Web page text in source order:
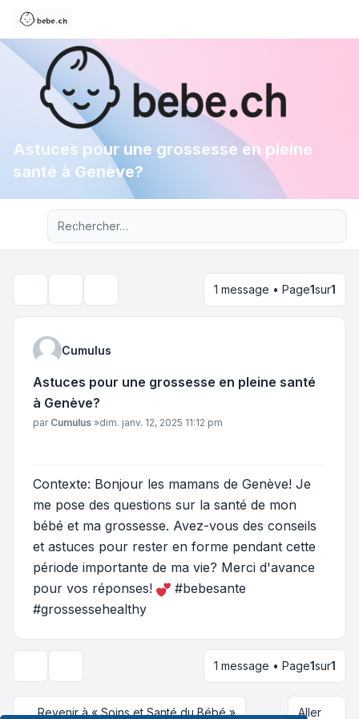
Astuces pour une grossesse en pleine
santé à Genève?
Recherche avancée
1 message • Page1sur1
Cumulus
Astuces pour une grossesse en pleine santé
à Genève?
Message
par Cumulus »dim. janv. 12, 2025 11:12 pm
Contexte: Bonjour les mamans de Genève! Je
me pose des questions sur la santé de mon
bébé et ma grossesse. Avez-vous des conseils
et astuces pour rester en forme pendant cette
période importante de ma vie? Merci d'avance
pour vos réponses!
#bebesante
#grossessehealthy
1 message • Page1sur1
Revenir à « Soins et Santé du Bébé » Aller